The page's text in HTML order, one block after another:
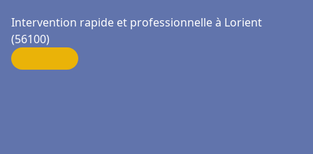
Intervention rapide et professionnelle à Lorient
(56100)